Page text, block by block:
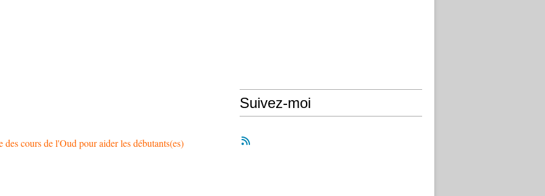
des cours de l'Oud pour aider les débutants(es)
Suivez-moi